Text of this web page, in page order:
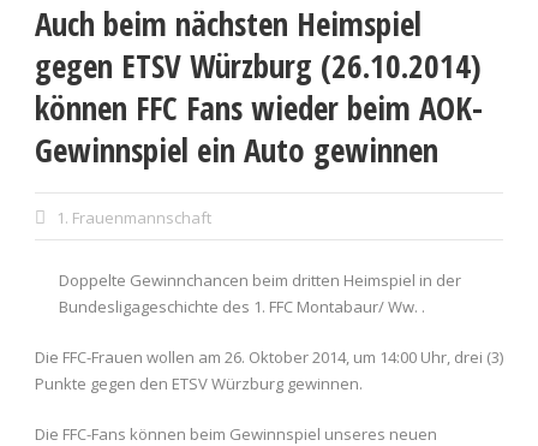
Auch beim nächsten Heimspiel
gegen ETSV Würzburg (26.10.2014)
können FFC Fans wieder beim AOK-
Gewinnspiel ein Auto gewinnen
1. Frauenmannschaft
Doppelte Gewinnchancen beim dritten Heimspiel in der
Bundesligageschichte des 1. FFC Montabaur/ Ww. .
Die FFC-Frauen wollen am 26. Oktober 2014, um 14:00 Uhr, drei (3)
Punkte gegen den ETSV Würzburg gewinnen.
Die FFC-Fans können beim Gewinnspiel unseres neuen